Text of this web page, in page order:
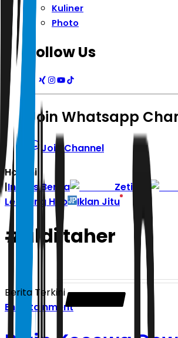
Kuliner
Photo
Follow Us
Join Whatsapp
Join Channel
Hari ini
|Indeks Berita
Zetizen
Learning Hub
Iklan Jitu
# aldi taher
Berita Terkini
Entertainment